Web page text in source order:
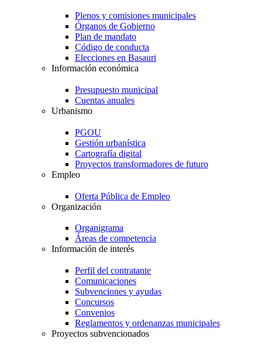
Plenos y comisiones municipales
Órganos de Gobierno
Plan de mandato
Código de conducta
Elecciones en Basauri
Información económica
Presupuesto municipal
Cuentas anuales
Urbanismo
PGOU
Gestión urbanística
Cartografía digital
Proyectos transformadores de futuro
Empleo
Oferta Pública de Empleo
Organización
Organigrama
Áreas de competencia
Información de interés
Perfil del contratante
Comunicaciones
Subvenciones y ayudas
Concursos
Convenios
Reglamentos y ordenanzas municipales
Proyectos subvencionados